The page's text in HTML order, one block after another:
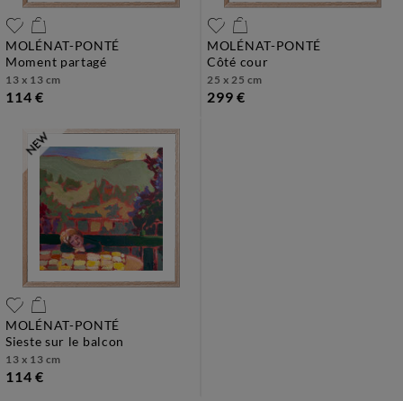
MOLÉNAT-PONTÉ
moment partagé
13 x 13 cm
114 €
MOLÉNAT-PONTÉ
côté cour
25 x 25 cm
299 €
MOLÉNAT-PONTÉ
sieste sur le balcon
13 x 13 cm
114 €